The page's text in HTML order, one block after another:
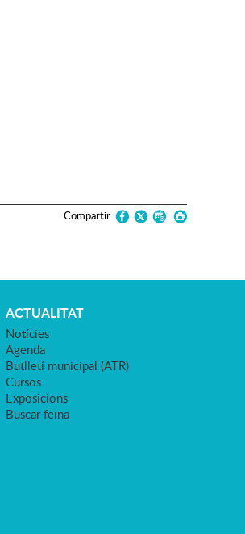
Compartir
ACTUALITAT
Notícies
Agenda
Butlletí municipal (ATR)
Cursos
Exposicions
Buscar feina